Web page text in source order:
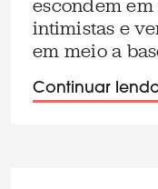
escondem
intimistas e
em meio a
Continuar